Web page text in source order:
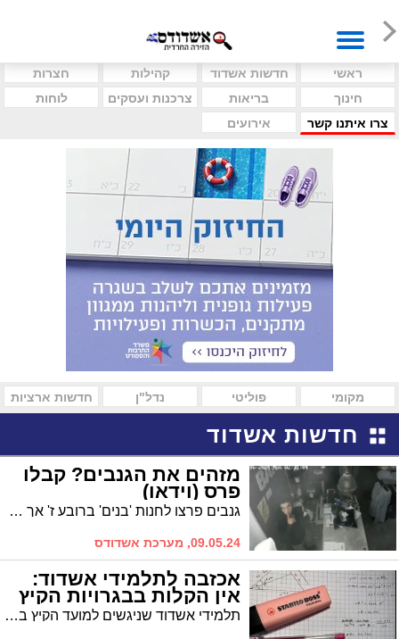
ראשי חדשות אשדוד קהילות
חצרות
חינוך
בריאות צרכנות ועסקים
לוחות
צרו איתנו קשר
אירועים
מקומי פוליטי נדל"ן חדשות ארציות
חדשות אשדוד
מזהים את הגנבים? קבלו
פרס (וידאו)
גנבים פרצו לחנות 'בנים' ברובע ז' אך לא נתפסו. בחנות מציעים פרס כספי למי שיסייע לעלות על עקבותיהם של הגנבים
09.05.24, מערכת אשדודס
אכזבה לתלמידי אשדוד:
אין הקלות בבגרויות הקיץ
תלמידי אשדוד שניגשים למועד הקיץ בבגרויות, לא יזכו להטבות להם זכו התלמידים במועד החורף. ההקלות במועד החורף היו משמעותיות עבור התלמידים שנבחנו, וניתנו בעקבות מלחמת חרבות ברזל